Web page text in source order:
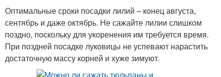
Оптимальные сроки посадки лилий – конец августа,
сентябрь и даже октябрь. Не сажайте лилии слишком
поздно, поскольку для укоренения им требуется время.
При поздней посадке луковицы не успевают нарастить
достаточную массу корней и хуже зимуют.